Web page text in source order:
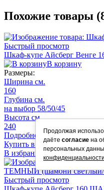
Похожие товары
Быстрый просмотр
Шкаф-купе Айсберг Венге
В корзину
Размеры:
Ширина см.
160
Глубина см.
на выбор 58/50/45
Высота см.
240
Подробнее
Купить в 1 клик К
В избранное
В
Быстрый просмотр
Продолжая
даёте согласие на
персональных
конфиденциальности